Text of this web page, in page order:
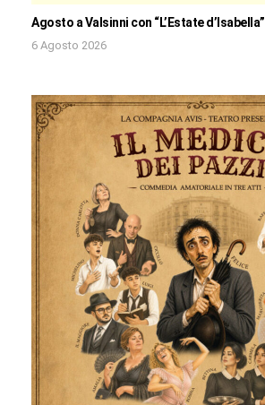
Agosto a Valsinni con “L’Estate d’Isabella”
6 Agosto 2026